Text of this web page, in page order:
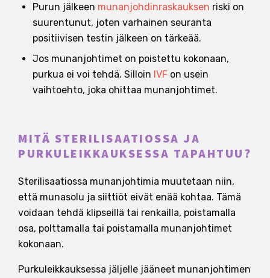
Purun jälkeen munanjohdinraskauksen riski on
suurentunut, joten varhainen seuranta
positiivisen testin jälkeen on tärkeää.
Jos munanjohtimet on poistettu kokonaan,
purkua ei voi tehdä. Silloin IVF on usein
vaihtoehto, joka ohittaa munanjohtimet.
MITÄ STERILISAATIOSSA JA
PURKULEIKKAUKSESSA TAPAHTUU?
Sterilisaatiossa munanjohtimia muutetaan niin,
että munasolu ja siittiöt eivät enää kohtaa. Tämä
voidaan tehdä klipseillä tai renkailla, poistamalla
osa, polttamalla tai poistamalla munanjohtimet
kokonaan.
Purkuleikkauksessa jäljelle jääneet munanjohtimen